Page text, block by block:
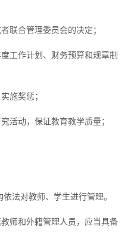
合管理委员会的决定；
作计划、财务预算和规章制
施奖惩；
动，保证教育教学质量；
法对教师、学生进行管理。
和外籍管理人员，应当具备